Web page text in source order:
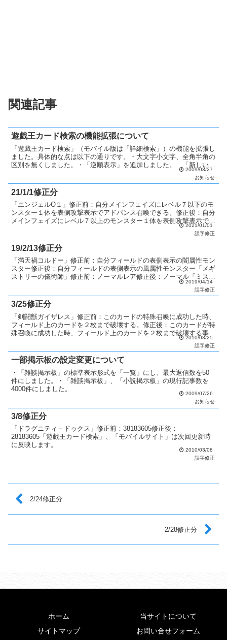
関連記事
遊戯王カード検索の機能拡張について
「遊戯王カード検索」（モバイル版は「詳細検索」）の機能を拡張し
ました。具体的な点は以下の通りです。・大文字小文字、全角半角の
区別を無くしました。・「逆順表示」を追加しました。 「新しい順
に表示」を選択すると最新パックのカードから検索結果が表...2009/03/27
お知らせ
21/1/1修正分
「エンジェルO１」修正前：自分メインフェイズにレベル７以下のモ
ンスター１体を表側攻撃表示でアドバンス召喚できる。修正後：自分
メインフェイズにレベル７以上のモンスター１体を表側攻撃表示でア
ドバンス召喚できる。「小天使テルス」修正前：「テルスの...2021/01/01
誤字修正
19/2/13修正分
「満天禍コルドー」修正前：自分フィールドの表側表示の闇属性モン
スター修正後：自分フィールドの表側表示の風属性モンスター「メギ
ストリーの儀術師」修正前：ノーマルレア修正後：ノーマル「ミス・
ケープ・バーバ」修正前：ノーマル修正後：ノーマルレア「...2019/04/14
誤字修正
3/25修正分
「剣闘獣ガイザレス」修正前：このカードの特殊召喚に成功した時、
フィールド上のカードを２枚まで破壊する。修正後：このカードが特
殊召喚に成功した時、フィールド上のカードを２枚まで破壊する事が
2010/03/25
誤字修正
一部掲示板の設定変更について
・「雑談掲示板」の標準表示形式を「一覧」にし、最大返信数を50
件にしました。・「雑談掲示板」、「小説掲示板」の現行記事数を
4000件にしました。
2009/07/26
お知らせ
3/8修正分
「ドラグニティ－ドゥクス」修正前：38183605修正後：
28183605「遊戯王カード検索」、「モバイルサイト」は次回更新時
に反映します。
2010/03/08
誤字修正
2/24修正分
2/28修正分
ホーム
当サイトについて
サイトマップ
お問い合せフォーム